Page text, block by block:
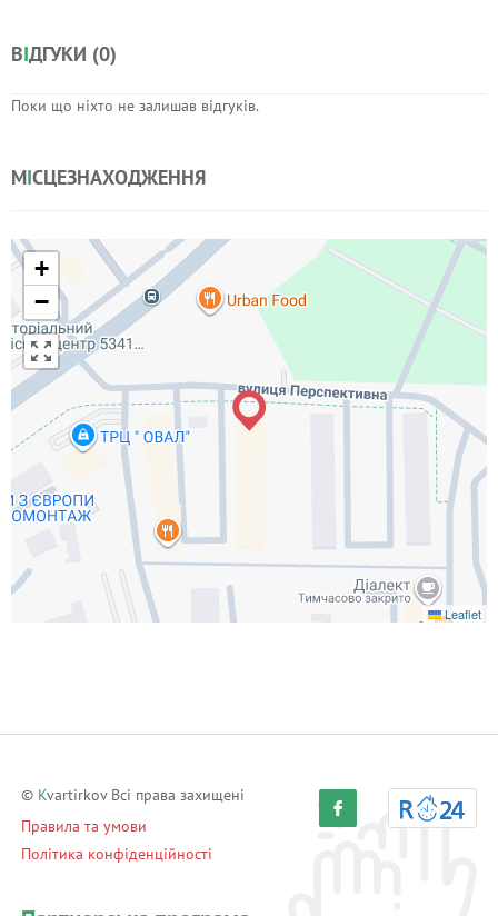
ВІДГУКИ (0)
Поки що ніхто не залишав відгуків.
МІСЦЕЗНАХОДЖЕННЯ
+
−
Leaflet
© Kvartirkov Всі права захищені
Правила та умови
Політика конфіденційності